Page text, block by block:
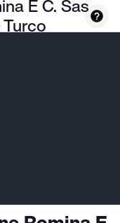
E C. Sas